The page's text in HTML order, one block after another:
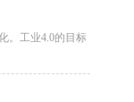
。工业4.0的目标